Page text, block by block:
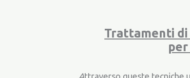
Trattamenti di
Attraverso queste tecniche